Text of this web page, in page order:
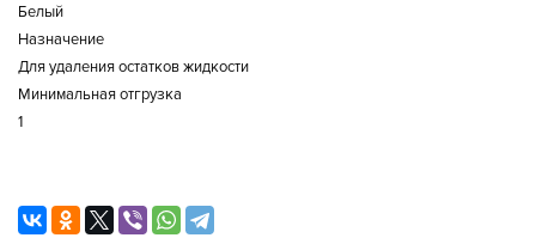
Белый
Назначение
Для удаления остатков жидкости
Минимальная отгрузка
1